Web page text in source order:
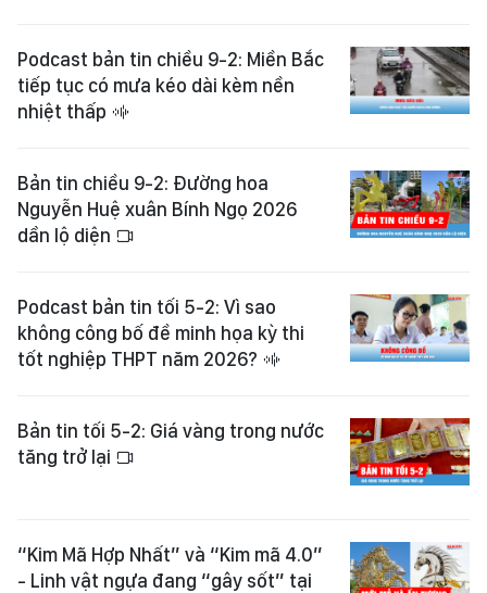
Podcast bản tin chiều 9-2: Miền Bắc
tiếp tục có mưa kéo dài kèm nền
nhiệt thấp
Bản tin chiều 9-2: Đường hoa
Nguyễn Huệ xuân Bính Ngọ 2026
dần lộ diện
Podcast bản tin tối 5-2: Vì sao
không công bố đề minh họa kỳ thi
tốt nghiệp THPT năm 2026?
Bản tin tối 5-2: Giá vàng trong nước
tăng trở lại
“Kim Mã Hợp Nhất” và “Kim mã 4.0”
- Linh vật ngựa đang “gây sốt” tại